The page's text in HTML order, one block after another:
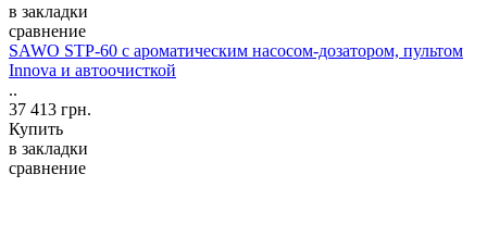
в закладки
сравнение
SAWO STP-60 с ароматическим насосом-дозатором, пультом
Innova и автоочисткой
..
37 413 грн.
Купить
в закладки
сравнение